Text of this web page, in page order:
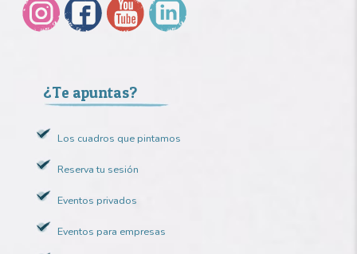
¿Te apuntas?
Los cuadros que pintamos
Reserva tu sesión
Eventos privados
Eventos para empresas